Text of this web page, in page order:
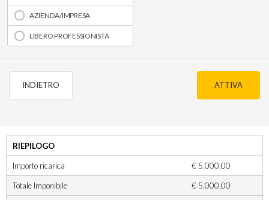
AZIENDA/IMPRESA
LIBERO PROFESSIONISTA
ATTIVA
INDIETRO
RIEPILOGO
Importo ricarica € 5.000,00
Totale Imponibile € 5.000,00